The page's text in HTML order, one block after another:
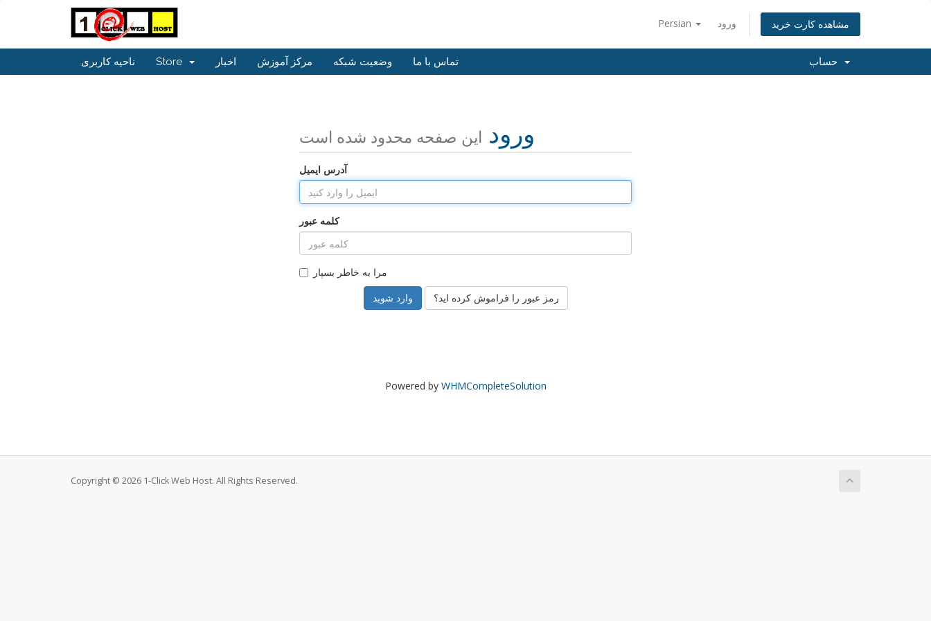
Persian ورود مشاهده کارت خرید
ناحیه کاربری Store اخبار مرکز آموزش وضعیت شبکه تماس با ما
ورود این صفحه محدود شده است
آدرس ایمیل
کلمه عبور
مرا به خاطر بسپار
رمز عبور را فراموش کرده اید؟
Powered by WHMCompleteSolution
Copyright © 2026 1-Click Web Host. All Rights Reserved.